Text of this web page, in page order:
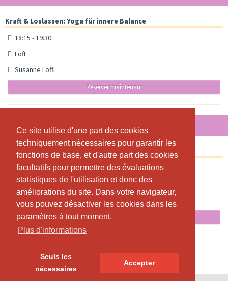
Ce site utilise d'une part des cookies
techniquement nécessaires pour garantir les
fonctions de base, et d'autre part des cookies
facultatifs pour permettre des évaluations
statistiques de l'utilisation et donc des
améliorations du site. Dans votre navigateur,
vous pouvez désactiver les cookies dans les
paramètres à tout moment.
Plus d'informations
Seuls les
nécessaires
Accepter
Ce site utilise d'une part des cookies
techniquement nécessaires pour garantir les
fonctions de base, et d'autre part des cookies
facultatifs pour permettre des évaluations
statistiques de l'utilisation et donc des
améliorations du site. Dans votre navigateur,
vous pouvez désactiver les cookies dans les
paramètres à tout moment.
Plus d'informations
Seuls les
nécessaires
Accepter
Kraft & Loslassen: Yoga für innere Balance
18:15 - 19:30
Loft
Susanne Löffl
Réserver maintenant
DIMANCHE, 09.08.2026
Yin Yoga
18:00 - 19:15
Loft
Réserver maintenant